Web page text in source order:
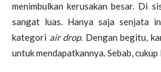
menimbulkan kerusakan besar. Di
sangat luas. Hanya saja senjata
kategori air drop. Dengan begitu,
untuk mendapatkannya. Sebab, cukup